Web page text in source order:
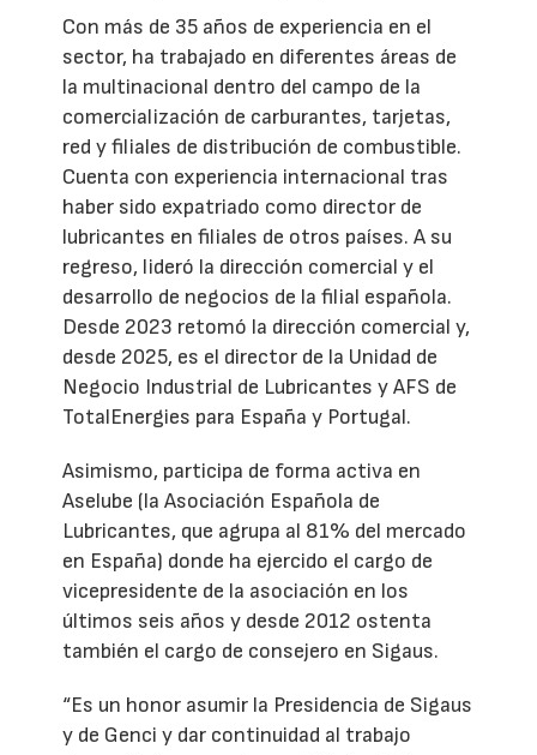
Con más de 35 años de experiencia en el
sector, ha trabajado en diferentes áreas de
la multinacional dentro del campo de la
comercialización de carburantes, tarjetas,
red y filiales de distribución de combustible.
Cuenta con experiencia internacional tras
haber sido expatriado como director de
lubricantes en filiales de otros países. A su
regreso, lideró la dirección comercial y el
desarrollo de negocios de la filial española.
Desde 2023 retomó la dirección comercial y,
desde 2025, es el director de la Unidad de
Negocio Industrial de Lubricantes y AFS de
TotalEnergies para España y Portugal.
Asimismo, participa de forma activa en
Aselube (la Asociación Española de
Lubricantes, que agrupa al 81% del mercado
en España) donde ha ejercido el cargo de
vicepresidente de la asociación en los
últimos seis años y desde 2012 ostenta
también el cargo de consejero en Sigaus.
“Es un honor asumir la Presidencia de Sigaus
y de Genci y dar continuidad al trabajo